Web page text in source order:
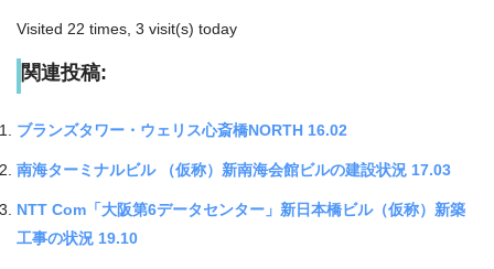
Visited 22 times, 3 visit(s) today
関連投稿:
ブランズタワー・ウェリス心斎橋NORTH 16.02
南海ターミナルビル （仮称）新南海会館ビルの建設状況 17.03
NTT Com「大阪第6データセンター」新日本橋ビル（仮称）新築
工事の状況 19.10